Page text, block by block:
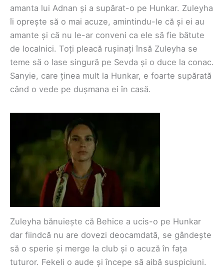
amanta lui Adnan și a supărat-o pe Hunkar. Zuleyha
îi oprește să o mai acuze, amintindu-le că și ei au
amante și că nu le-ar conveni ca ele să fie bătute
de localnici. Toți pleacă rușinați însă Zuleyha se
teme să o lase singură pe Sevda și o duce la conac.
Sanyie, care ținea mult la Hunkar, e foarte supărată
când o vede pe dușmana ei în casă.
Zuleyha bănuiește că Behice a ucis-o pe Hunkar
dar fiindcă nu are dovezi deocamdată, se gândește
să o sperie și merge la club și o acuză în fața
tuturor. Fekeli o aude și începe să aibă suspiciuni.